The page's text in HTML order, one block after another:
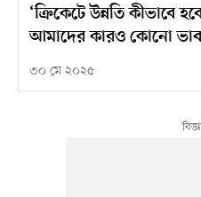
‘ক্রিকেটে উন্নতি কীভাবে
আমাদের কারও কোনো
৩০ মে ২০২৫